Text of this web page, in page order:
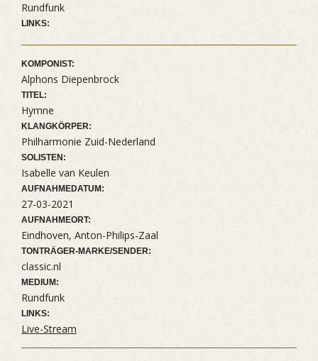
Rundfunk
LINKS:
KOMPONIST:
Alphons Diepenbrock
TITEL:
Hymne
KLANGKÖRPER:
Philharmonie Zuid-Nederland
SOLISTEN:
Isabelle van Keulen
AUFNAHMEDATUM:
27-03-2021
AUFNAHMEORT:
Eindhoven, Anton-Philips-Zaal
TONTRÄGER-MARKE/SENDER:
classic.nl
MEDIUM:
Rundfunk
LINKS:
Live-Stream